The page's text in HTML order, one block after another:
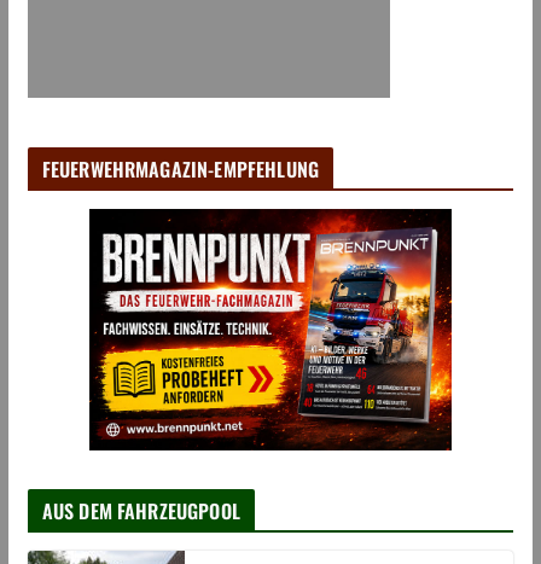
FEUERWEHRMAGAZIN-EMPFEHLUNG
AUS DEM FAHRZEUGPOOL